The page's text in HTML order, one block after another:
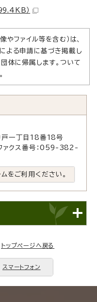
）
ファイル等を含む）は、
よる申請に基づき掲載し
体に帰属します。ついて
一丁目18番18号
クス番号：059-382-
をご利用ください。
トップページへ戻る
スマートフォン